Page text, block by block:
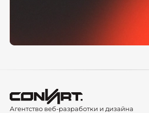
Агентство веб-разработки и дизайна